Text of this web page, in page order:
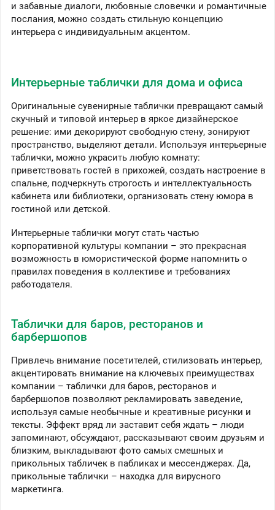
и забавные диалоги, любовные словечки и романтичные
послания, можно создать стильную концепцию
интерьера с индивидуальным акцентом.
Интерьерные таблички для дома и офиса
Оригинальные сувенирные таблички превращают самый
скучный и типовой интерьер в яркое дизайнерское
решение: ими декорируют свободную стену, зонируют
пространство, выделяют детали. Используя интерьерные
таблички, можно украсить любую комнату:
приветствовать гостей в прихожей, создать настроение в
спальне, подчеркнуть строгость и интеллектуальность
кабинета или библиотеки, организовать стену юмора в
гостиной или детской.
Интерьерные таблички могут стать частью
корпоративной культуры компании – это прекрасная
возможность в юмористической форме напомнить о
правилах поведения в коллективе и требованиях
работодателя.
Таблички для баров, ресторанов и
барбершопов
Привлечь внимание посетителей, стилизовать интерьер,
акцентировать внимание на ключевых преимуществах
компании – таблички для баров, ресторанов и
барбершопов позволяют рекламировать заведение,
используя самые необычные и креативные рисунки и
тексты. Эффект вряд ли заставит себя ждать – люди
запоминают, обсуждают, рассказывают своим друзьям и
близким, выкладывают фото самых смешных и
прикольных табличек в пабликах и мессенджерах. Да,
прикольные таблички – находка для вирусного
маркетинга.